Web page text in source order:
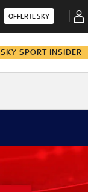
OFFERTE SKY
SKY SPORT INSIDER